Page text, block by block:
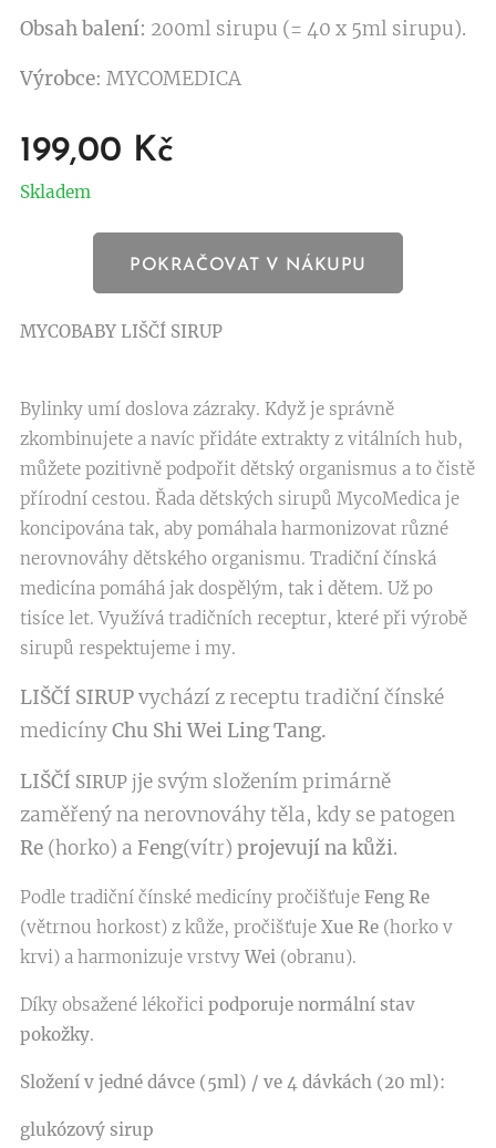
Obsah balení: 200ml sirupu (= 40 x 5ml sirupu).
Výrobce: MYCOMEDICA
199,00 Kč
Skladem
POKRAČOVAT V NÁKUPU
MYCOBABY LIŠČÍ SIRUP
Bylinky umí doslova zázraky. Když je správně
zkombinujete a navíc přidáte extrakty z vitálních hub,
můžete pozitivně podpořit dětský organismus a to čistě
přírodní cestou. Řada dětských sirupů MycoMedica je
koncipována tak, aby pomáhala harmonizovat různé
nerovnováhy dětského organismu. Tradiční čínská
medicína pomáhá jak dospělým, tak i dětem. Už po
tisíce let. Využívá tradičních receptur, které při výrobě
sirupů respektujeme i my.
LIŠČÍ SIRUPvychází z receptu tradiční čínské
medicínyChu Shi Wei Ling Tang.
LIŠČÍ SIRUP jje svým složením primárně
zaměřený na nerovnováhy těla, kdy se patogen
Re (horko) a Feng(vítr) projevují na kůži.
Podle tradiční čínské medicíny pročišťuje Feng Re
(větrnou horkost) z kůže, pročišťuje Xue Re (horko v
krvi) a harmonizuje vrstvyWei (obranu).
Díky obsažené lékořici podporuje normální stav
pokožky.
Složení v jedné dávce (5ml) / ve 4 dávkách (20 ml):
glukózový sirup